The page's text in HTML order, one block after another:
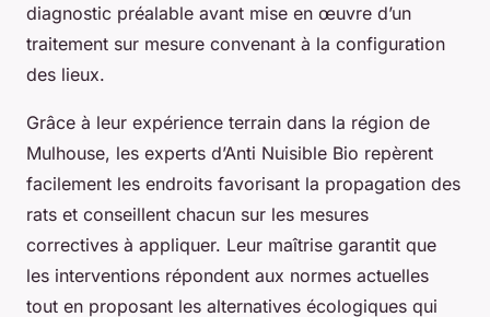
diagnostic préalable avant mise en œuvre d’un
traitement sur mesure convenant à la configuration
des lieux.
Grâce à leur expérience terrain dans la région de
Mulhouse, les experts d’Anti Nuisible Bio repèrent
facilement les endroits favorisant la propagation des
rats et conseillent chacun sur les mesures
correctives à appliquer. Leur maîtrise garantit que
les interventions répondent aux normes actuelles
tout en proposant les alternatives écologiques qui